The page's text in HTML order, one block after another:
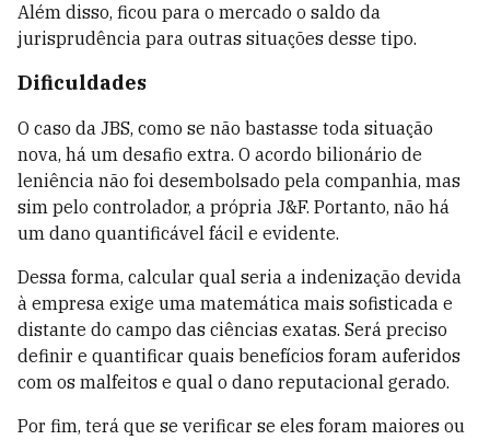
Além disso, ficou para o mercado o saldo da
jurisprudência para outras situações desse tipo.
Dificuldades
O caso da JBS, como se não bastasse toda situação
nova, há um desafio extra. O acordo bilionário de
leniência não foi desembolsado pela companhia, mas
sim pelo controlador, a própria J&F. Portanto, não há
um dano quantificável fácil e evidente.
Dessa forma, calcular qual seria a indenização devida
à empresa exige uma matemática mais sofisticada e
distante do campo das ciências exatas. Será preciso
definir e quantificar quais benefícios foram auferidos
com os malfeitos e qual o dano reputacional gerado.
Por fim, terá que se verificar se eles foram maiores ou